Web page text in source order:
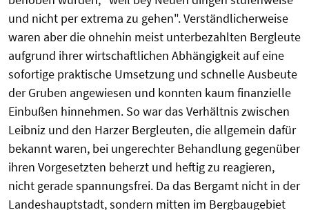
und nicht per extrema zu gehen". Verständlicherweise
waren aber die ohnehin meist unterbezahlten Bergleute
aufgrund ihrer wirtschaftlichen Abhängigkeit auf eine
sofortige praktische Umsetzung und schnelle Ausbeute
der Gruben angewiesen und konnten kaum finanzielle
Einbußen hinnehmen. So war das Verhältnis zwischen
Leibniz und den Harzer Bergleuten, die allgemein dafür
bekannt waren, bei ungerechter Behandlung gegenüber
ihren Vorgesetzten beherzt und heftig zu reagieren,
nicht gerade spannungsfrei. Da das Bergamt nicht in der
Landeshauptstadt, sondern mitten im Bergbaugebiet